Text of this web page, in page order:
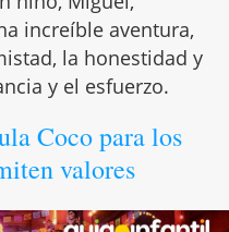
increíble aventura,
la honestidad y
y el esfuerzo.
Coco para los
valores